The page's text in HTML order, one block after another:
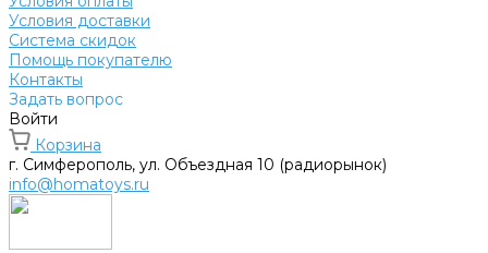
Условия доставки
Система скидок
Помощь покупателю
Контакты
Задать вопрос
Войти
Корзина
г. Симферополь, ул. Объездная 10 (радиорынок)
info@homatoys.ru